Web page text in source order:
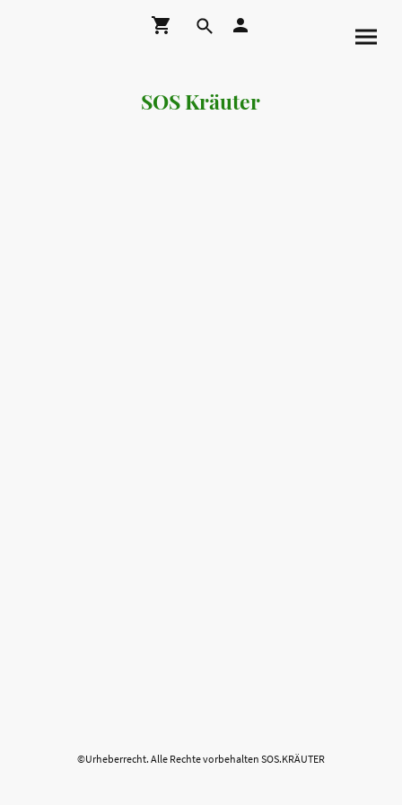
SOS Kräuter
©Urheberrecht. Alle Rechte vorbehalten SOS.KRÄUTER